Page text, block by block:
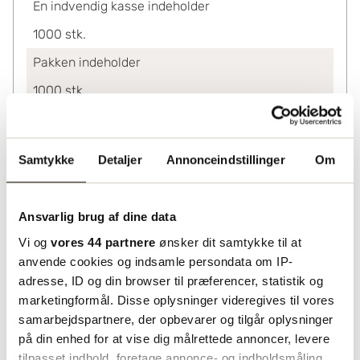
Samtykke Detaljer Annonceindstillinger Om
Ansvarlig brug af dine data
Vi og vores 44 partnere ønsker dit samtykke til at
anvende cookies og indsamle persondata om IP-
adresse, ID og din browser til præferencer, statistik og
marketingformål. Disse oplysninger videregives til vores
samarbejdspartnere, der opbevarer og tilgår oplysninger
på din enhed for at vise dig målrettede annoncer, levere
En indvendig kasse indeholder
1000 stk.
Pakken indeholder
1000 stk.
Lagerført